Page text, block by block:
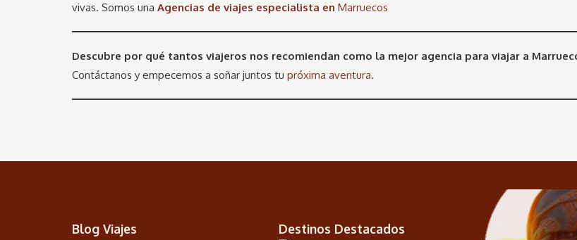
vivas. Somos una Agencias de viajes especialista en Marruecos
Descubre por qué tantos viajeros nos recomiendan como la mejor agencia para viajar a
Contáctanos y empecemos a soñar juntos tu próxima aventura.
Blog Viajes Destinos Destacados